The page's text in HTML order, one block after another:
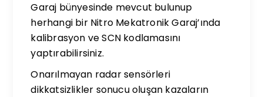
Garaj bünyesinde mevcut bulunup
herhangi bir Nitro Mekatronik Garaj’ında
kalibrasyon ve SCN kodlamasını
yaptırabilirsiniz.
Onarılmayan radar sensörleri
dikkatsizlikler sonucu oluşan kazaların